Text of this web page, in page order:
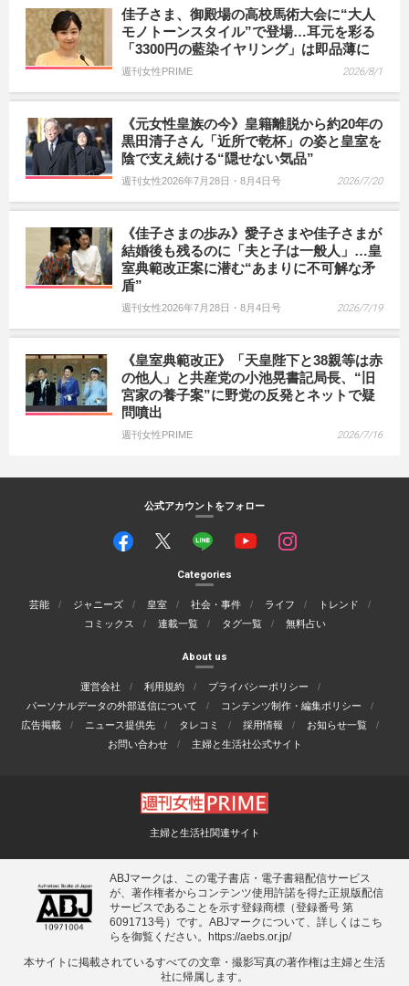
佳子さま、御殿場の高校馬術大会に“大人
モノトーンスタイル”で登場…耳元を彩る
「3300円の藍染イヤリング」は即品薄に
週刊女性PRIME 2026/8/1
《元女性皇族の今》皇籍離脱から約20年の
黒田清子さん「近所で乾杯」の姿と皇室を
陰で支え続ける“隠せない気品”
週刊女性2026年7月28日・8月4日号 2026/7/20
《佳子さまの歩み》愛子さまや佳子さまが
結婚後も残るのに「夫と子は一般人」…皇
室典範改正案に潜む“あまりに不可解な矛
盾”
週刊女性2026年7月28日・8月4日号 2026/7/19
《皇室典範改正》「天皇陛下と38親等は赤
の他人」と共産党の小池晃書記局長、“旧
宮家の養子案”に野党の反発とネットで疑
問噴出
週刊女性PRIME 2026/7/16
公式アカウントをフォロー
Categories
芸能 ジャニーズ 皇室 社会・事件 ライフ
トレンド
コミックス
連載一覧 タグ一覧 無料占い
About us
運営会社 利用規約
プライバシーポリシー
パーソナルデータの外部送信について
コンテンツ制作・編集ポリシー
広告掲載
ニュース提供先 タレコミ 採用情報
お知らせ一覧
お問い合わせ
主婦と生活社公式サイト
主婦と生活社関連サイト
ABJマークは、この電子書店・電子書籍配信サービス
が、著作権者からコンテンツ使用許諾を得た正規版配信
サービスであることを示す登録商標（登録番号 第
6091713号）です。ABJマークについて、詳しくはこち
らを御覧ください。 https://aebs.or.jp/
本サイトに掲載されているすべての⽂章・撮影写真の著作権は主婦と⽣活
社に帰属します。